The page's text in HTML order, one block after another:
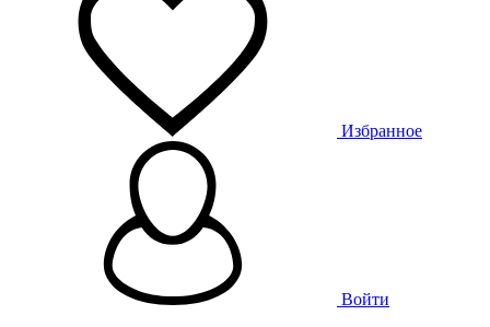
Избранное
Войти